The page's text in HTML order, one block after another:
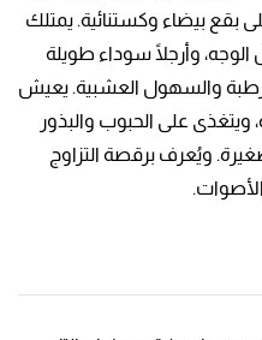
بقع بيضاء وكستنائية. يمتلك
وأرجلًا سوداء طويلة
والسهول العشبية. يعيش
ويتغذى على الحبوب والبذور
ويُعرف برقصة التزاوج